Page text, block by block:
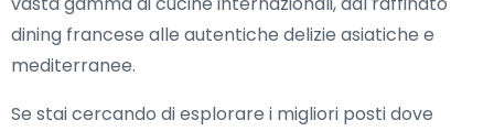
dining francese alle autentiche delizie asiatiche e
mediterranee.
Se stai cercando di esplorare i migliori posti dove